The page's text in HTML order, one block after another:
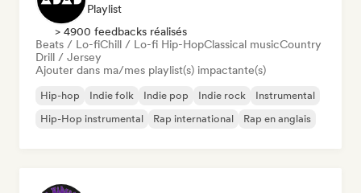
Playlist
> 4900 feedbacks réalisés
Beats / Lo-fiChill / Lo-fi Hip-HopClassical musicCountry
Drill / Jersey
Ajouter dans ma/mes playlist(s) impactante(s)
Hip-hop Indie folk Indie pop Indie rock
Instrumental
Hip-Hop instrumental
Rap international Rap en anglais